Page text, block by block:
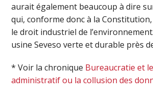
aurait également beaucoup à dire
qui, conforme donc à la
le droit industriel de
usine Seveso verte et durable près
* Voir la chronique Bureaucratie et
administratif ou la collusion des